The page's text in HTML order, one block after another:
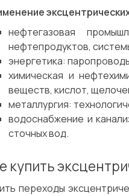
нефтегазовая
нефтепродуктов,
энергетика:
химическая и
веществ, кислот,
металлургия:
водоснабжение и
сточных вод.
купить
переходы